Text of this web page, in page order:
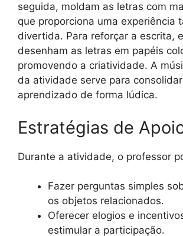
seguida, moldam as letras com
que proporciona uma experiência
divertida. Para reforçar a escrita,
desenham as letras em papéis
promovendo a criatividade. A
da atividade serve para
aprendizado de forma lúdica.
Estratégias de
Durante a atividade, o professor
Fazer perguntas simples
os objetos relacionados.
Oferecer elogios e
estimular a participação.